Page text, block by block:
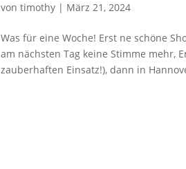
vontimothy | März 21, 2024
Was für eine Woche! Erst ne schöne
am nächsten Tag keine Stimme mehr,
zauberhaften Einsatz!), dann in